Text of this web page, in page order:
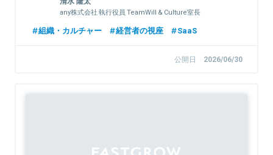
any株式会社 執行役員 TeamWill & Culture室長
組織・カルチャー 経営者の視座 SaaS
公開日 2026/06/30